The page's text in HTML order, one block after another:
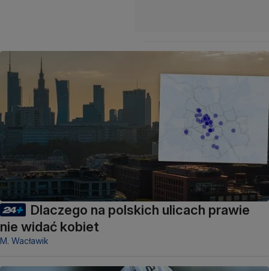
Dlaczego na polskich ulicach prawie
nie widać kobiet
M. Wacławik